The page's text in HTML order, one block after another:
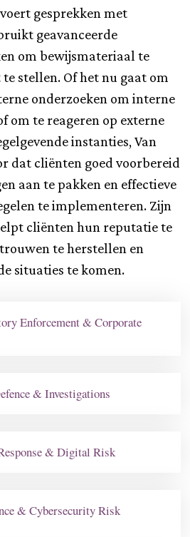
gesprekken met
geavanceerde
om bewijsmateriaal te
stellen. Of het nu gaat om
onderzoeken om interne
om te reageren op externe
instanties, Van
dat cliënten goed voorbereid
aan te pakken en effectieve
te implementeren. Zijn
cliënten hun reputatie te
te herstellen en
situaties te komen.
Enforcement & Corporate
& Investigations
& Digital Risk
& Cybersecurity Risk